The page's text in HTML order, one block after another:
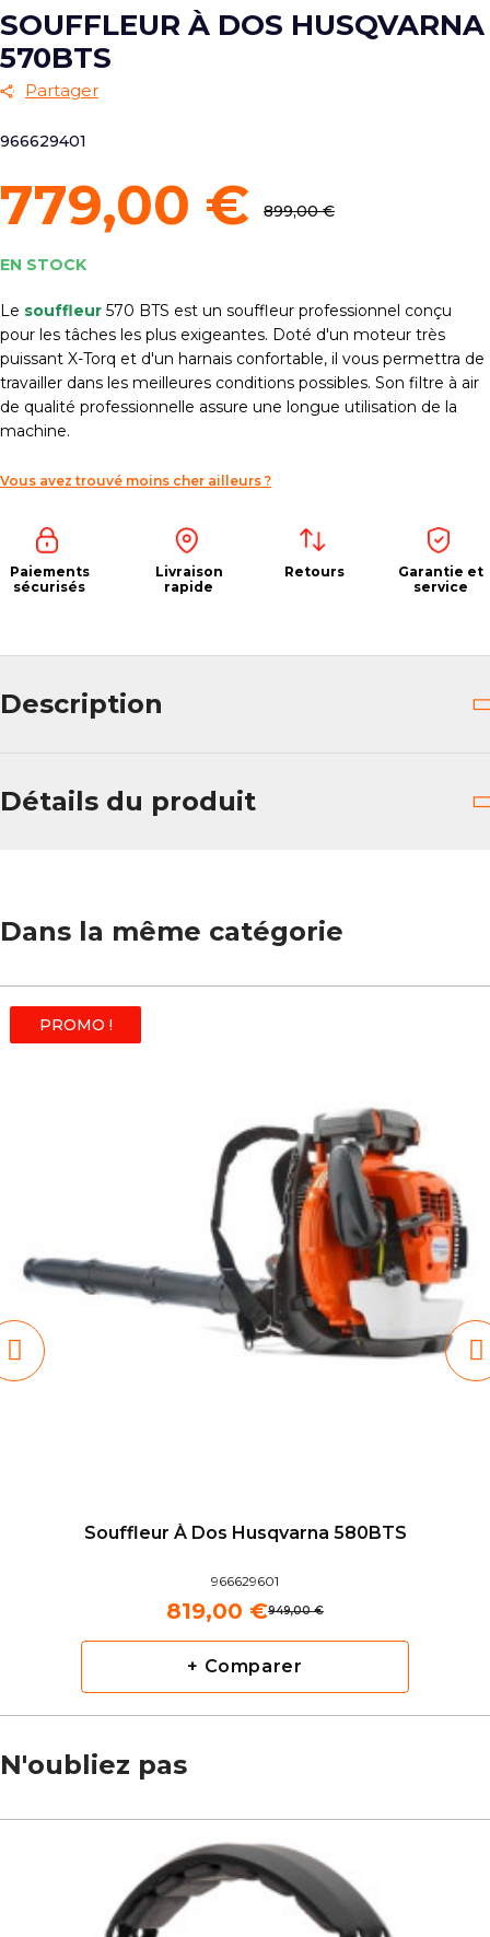
SOUFFLEUR À DOS HUSQVARNA
570BTS
Partager
966629401
779,00 € 899,00 €
EN STOCK
Le souffleur 570 BTS est un souffleur professionnel conçu
pour les tâches les plus exigeantes. Doté d'un moteur très
puissant X-Torq et d'un harnais confortable, il vous permettra de
travailler dans les meilleures conditions possibles. Son filtre à air
de qualité professionnelle assure une longue utilisation de la
machine.
Vous avez trouvé moins cher ailleurs ?
Paiements
sécurisés
Livraison
rapide
Retours
Garantie et
service
Description
Détails du produit
Dans la même catégorie
PROMO !
Souffleur À Dos Husqvarna 580BTS
966629601
949,00 €
819,00 €
+ Comparer
N'oubliez pas